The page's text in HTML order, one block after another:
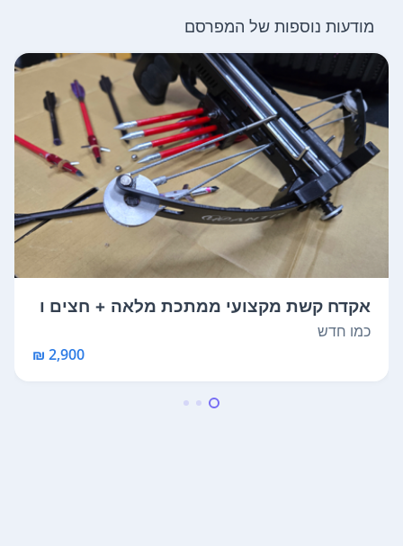
מודעות נוספות של המפרסם
אקדח קשת מקצועי ממתכת מלאה + חצים ו
ציוד ...
כמו חדש
2,900 ₪